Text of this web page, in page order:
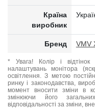
Країна
виробник
Бренд VMV
* Увага! Колір і відтінок
налаштувань монітора
освітлення. З метою
ринку і законодавства,
момент вносити зміни в
змінюючи його
відповідальності за зміни,